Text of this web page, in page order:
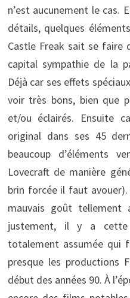
n’est aucunement le cas.
détails, quelques
Castle Freak sait se
capital sympathie de la
Déjà car ses effets
voir très bons, bien que
et/ou éclairés. Ensuite
original dans ses 45
beaucoup d’éléments
Lovecraft de manière
brin forcée il faut
mauvais goût tellement
justement, il y a
totalement assumée qui
presque les productions
début des années 90. À